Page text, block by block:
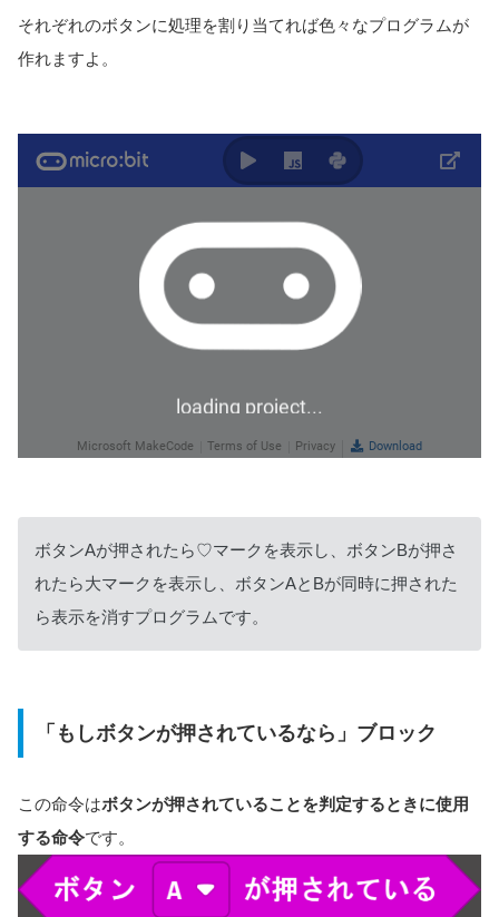
それぞれのボタンに処理を割り当てれば色々なプログラムが
作れますよ。
ボタンAが押されたら♡マークを表示し、ボタンBが押さ
れたら大マークを表示し、ボタンAとBが同時に押された
ら表示を消すプログラムです。
「もしボタンが押されているなら」ブロック
この命令はボタンが押されていることを判定するときに使用
する命令です。